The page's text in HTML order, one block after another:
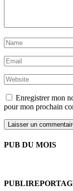
Enregistrer mon
pour mon prochain
PUB DU MOIS